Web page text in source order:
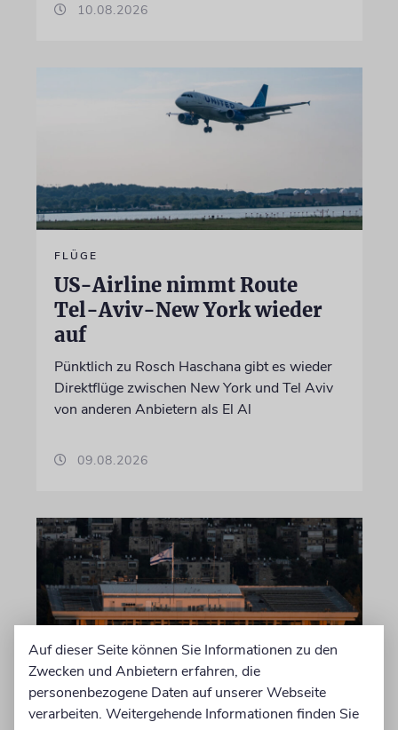
10.08.2026
FLÜGE
US-Airline nimmt Route
Tel-Aviv-New York wieder
auf
Pünktlich zu Rosch Haschana gibt es wieder
Direktflüge zwischen New York und Tel Aviv
von anderen Anbietern als El Al
09.08.2026
JERUSALEM
Auf dieser Seite können Sie Informationen zu den
Zwecken und Anbietern erfahren, die
personenbezogene Daten auf unserer Webseite
verarbeiten. Weitergehende Informationen finden Sie